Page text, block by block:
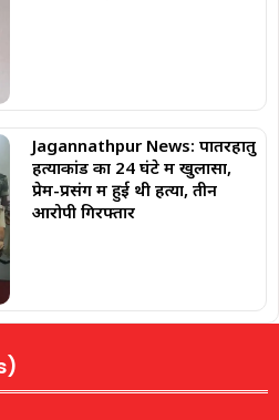
Jagannathpur News: पातरहातु
हत्याकांड का 24 घंटे में खुलासा,
प्रेम-प्रसंग में हुई थी हत्या, तीन
आरोपी गिरफ्तार